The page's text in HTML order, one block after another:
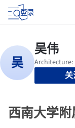
登录
关
西南大学